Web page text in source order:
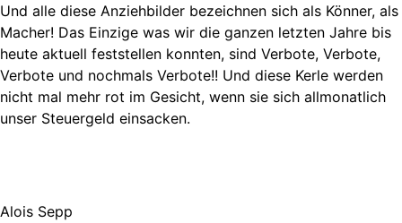
Und alle diese Anziehbilder bezeichnen sich als Könner, als
Macher! Das Einzige was wir die ganzen letzten Jahre bis
heute aktuell feststellen konnten, sind Verbote, Verbote,
Verbote und nochmals Verbote!! Und diese Kerle werden
nicht mal mehr rot im Gesicht, wenn sie sich allmonatlich
unser Steuergeld einsacken.
Alois Sepp